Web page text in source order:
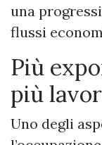
una
flussi
Più
più
Uno degli